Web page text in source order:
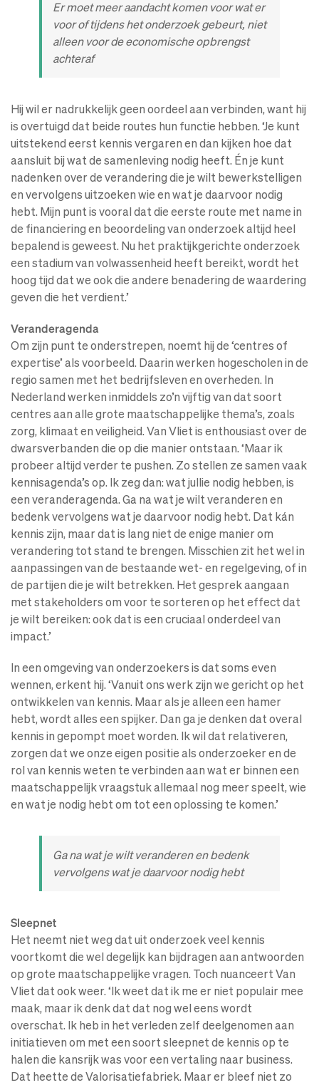
Er moet meer aandacht komen voor wat er
vooroftijdenshet onderzoek gebeurt, niet
alleen voor de economische opbrengst
achteraf
Hij wil er nadrukkelijk geen oordeel aan verbinden, want hij
is overtuigd dat beide routes hun functie hebben. ‘Je kunt
uitstekend eerst kennis vergaren en dan kijken hoe dat
aansluit bij wat de samenleving nodig heeft. Én je kunt
nadenken over de verandering die je wilt bewerkstelligen
en vervolgens uitzoeken wie en wat je daarvoor nodig
hebt. Mijn punt is vooral dat die eerste route met name in
de financiering en beoordeling van onderzoek altijd heel
bepalend is geweest. Nu het praktijkgerichte onderzoek
een stadium van volwassenheid heeft bereikt, wordt het
hoog tijd dat we ook die andere benadering de waardering
geven die het verdient.’
Veranderagenda
Om zijn punt te onderstrepen, noemt hij de ‘centres of
expertise’ als voorbeeld. Daarin werken hogescholen in de
regio samen met het bedrijfsleven en overheden. In
Nederland werken inmiddels zo’n vijftig van dat soort
centres aan alle grote maatschappelijke thema’s, zoals
zorg, klimaat en veiligheid. Van Vliet is enthousiast over de
dwarsverbanden die op die manier ontstaan. ‘Maar ik
probeer altijd verder te pushen. Zo stellen ze samen vaak
kennisagenda’s op. Ik zeg dan: wat jullie nodig hebben, is
een veranderagenda. Ga na wat je wilt veranderen en
bedenk vervolgens wat je daarvoor nodig hebt. Dat kán
kennis zijn, maar dat is lang niet de enige manier om
verandering tot stand te brengen. Misschien zit het wel in
aanpassingen van de bestaande wet- en regelgeving, of in
de partijen die je wilt betrekken. Het gesprek aangaan
met stakeholders om voor te sorteren op het effect dat
je wilt bereiken: ook dat is een cruciaal onderdeel van
impact.’
In een omgeving van onderzoekers is dat soms even
wennen, erkent hij. ‘Vanuit ons werk zijn we gericht op het
ontwikkelen van kennis. Maar als je alleen een hamer
hebt, wordt alles een spijker. Dan ga je denken dat overal
kennis in gepompt moet worden. Ik wil dat relativeren,
zorgen dat we onze eigen positie als onderzoeker en de
rol van kennis weten te verbinden aan wat er binnen een
maatschappelijk vraagstuk allemaal nog meer speelt, wie
en wat je nodig hebt om tot een oplossing te komen.’
Ga na wat je wilt veranderen en bedenk
vervolgens wat je daarvoor nodig hebt
Sleepnet
Het neemt niet weg dat uit onderzoek veel kennis
voortkomt die wel degelijk kan bijdragen aan antwoorden
op grote maatschappelijke vragen. Toch nuanceert Van
Vliet dat ook weer. ‘Ik weet dat ik me er niet populair mee
maak, maar ik denk dat dat nog wel eens wordt
overschat. Ik heb in het verleden zelf deelgenomen aan
initiatieven om met een soort sleepnet de kennis op te
halen die kansrijk was voor een vertaling naar business.
Dat heette de Valorisatiefabriek. Maar er bleef niet zo